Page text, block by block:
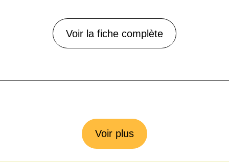
Voir la fiche complète
Voir plus